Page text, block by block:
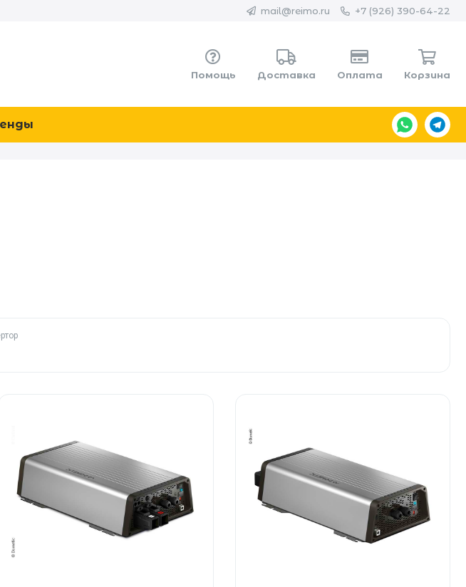
mail@reimo.ru +7 (926) 390-64-22
Помощь Доставка Оплата Корзина